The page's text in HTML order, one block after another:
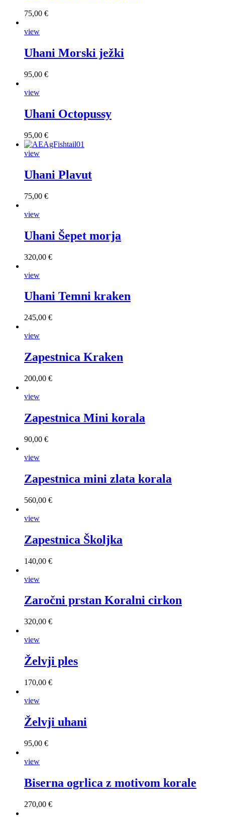
75,00 €
view
Uhani Morski ježki
95,00 €
view
Uhani Octopussy
95,00 €
view
Uhani Plavut
75,00 €
view
Uhani Šepet morja
320,00 €
view
Uhani Temni kraken
245,00 €
view
Zapestnica Kraken
200,00 €
view
Zapestnica Mini korala
90,00 €
view
Zapestnica mini zlata korala
560,00 €
view
Zapestnica Školjka
140,00 €
view
Zaročni prstan Koralni cirkon
320,00 €
view
Želvji ples
170,00 €
view
Želvji uhani
95,00 €
view
Biserna ogrlica z motivom korale
270,00 €